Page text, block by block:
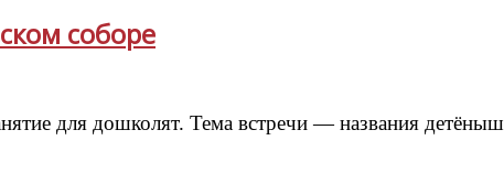
соборе
для дошколят. Тема встречи — названия